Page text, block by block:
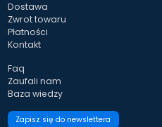
Dostawa
Zwrot towaru
Płatności
Kontakt
Faq
Zaufali nam
Baza wiedzy
Zapisz się do newslettera